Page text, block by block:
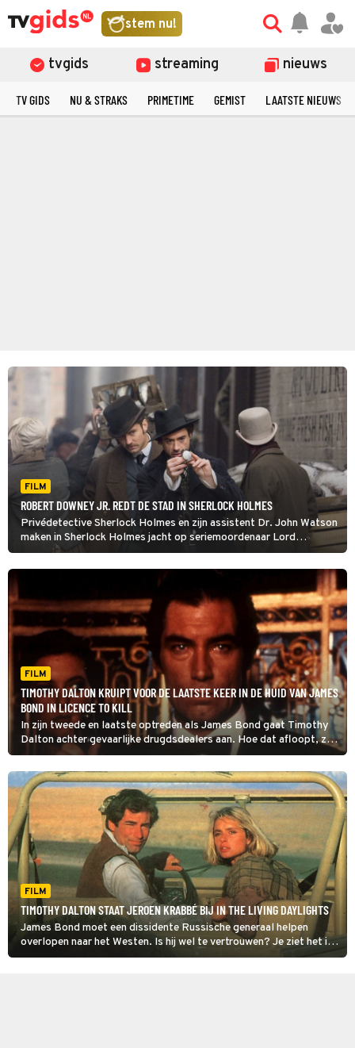
stem nu!
tvgids streaming nieuws
TV GIDS NU & STRAKS PRIMETIME GEMIST LAATSTE NIEUWS
FILM
ROBERT DOWNEY JR. REDT DE STAD IN SHERLOCK HOLMES
Privédetective Sherlock Holmes en zijn assistent Dr. John Watson
maken in Sherlock Holmes jacht op seriemoordenaar Lord
Blackwood.
FILM
TIMOTHY DALTON KRUIPT VOOR DE LAATSTE KEER IN DE HUID VAN JAMES
BOND IN LICENCE TO KILL
In zijn tweede en laatste optreden als James Bond gaat Timothy
Dalton achter gevaarlijke drugdsdealers aan. Hoe dat afloopt, zie
je in Licence to Kill.
FILM
TIMOTHY DALTON STAAT JEROEN KRABBÉ BIJ IN THE LIVING DAYLIGHTS
James Bond moet een dissidente Russische generaal helpen
overlopen naar het Westen. Is hij wel te vertrouwen? Je ziet het in
The Living Daylights.